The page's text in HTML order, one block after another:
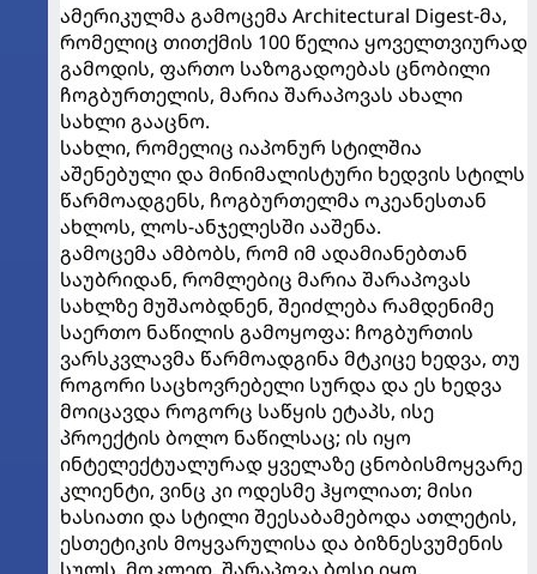
ამერიკულმა გამოცემა Architectural Digest-მა,
რომელიც თითქმის 100 წელია ყოველთვიურად
გამოდის, ფართო საზოგადოებას ცნობილი
ჩოგბურთელის, მარია შარაპოვას ახალი
სახლი გააცნო.
სახლი, რომელიც იაპონურ სტილშია
აშენებული და მინიმალისტური ხედვის სტილს
წარმოადგენს, ჩოგბურთელმა ოკეანესთან
ახლოს, ლოს-ანჯელესში ააშენა.
გამოცემა ამბობს, რომ იმ ადამიანებთან
საუბრიდან, რომლებიც მარია შარაპოვას
სახლზე მუშაობდნენ, შეიძლება რამდენიმე
საერთო ნაწილის გამოყოფა: ჩოგბურთის
ვარსკვლავმა წარმოადგინა მტკიცე ხედვა, თუ
როგორი საცხოვრებელი სურდა და ეს ხედვა
მოიცავდა როგორც საწყის ეტაპს, ისე
პროექტის ბოლო ნაწილსაც; ის იყო
ინტელექტუალურად ყველაზე ცნობისმოყვარე
კლიენტი, ვინც კი ოდესმე ჰყოლიათ; მისი
ხასიათი და სტილი შეესაბამებოდა ათლეტის,
ესთეტიკის მოყვარულისა და ბიზნესვუმენის